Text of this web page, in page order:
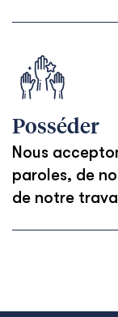
Posséder
Nous
paroles, de
de notre